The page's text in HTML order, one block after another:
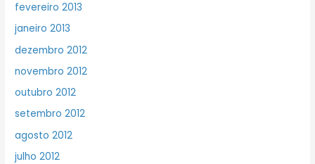
fevereiro 2013
janeiro 2013
dezembro 2012
novembro 2012
outubro 2012
setembro 2012
agosto 2012
julho 2012